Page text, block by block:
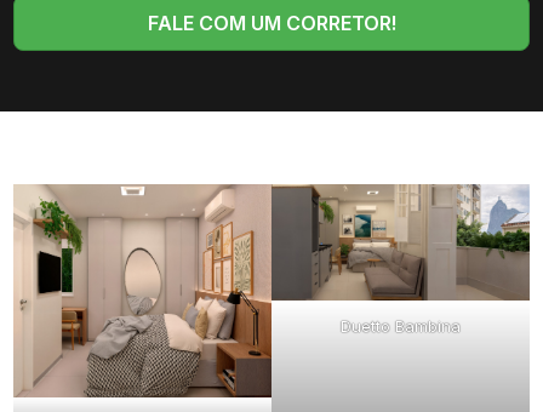
FALE COM UM CORRETOR!
Duetto Bambina